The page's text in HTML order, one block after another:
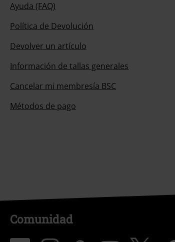
Ayuda (FAQ)
Política de Devolución
Devolver un artículo
Información de tallas generales
Cancelar mi membresía BSC
Métodos de pago
Comunidad